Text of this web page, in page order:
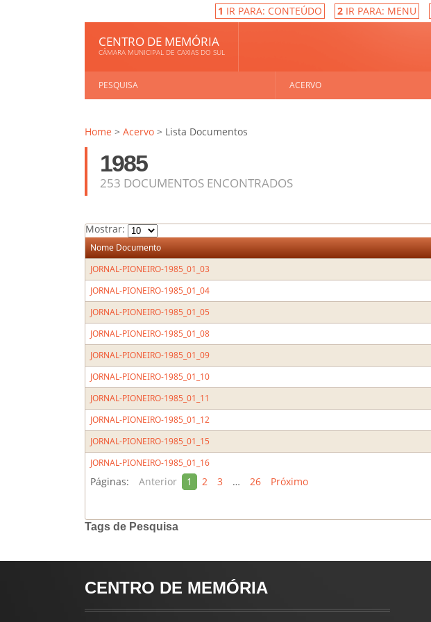
1 IR PARA: CONTEÚDO 2IR PARA: MENU
CENTRO DE MEMÓRIA
CÂMARA MUNICIPAL DE CAXIAS DO SUL
PESQUISA ACERVO
Home > Acervo > Lista Documentos
1985
253 DOCUMENTOS ENCONTRADOS
Mostrar:
Nome Documento
JORNAL-PIONEIRO-1985_01_03
JORNAL-PIONEIRO-1985_01_04
JORNAL-PIONEIRO-1985_01_05
JORNAL-PIONEIRO-1985_01_08
JORNAL-PIONEIRO-1985_01_09
JORNAL-PIONEIRO-1985_01_10
JORNAL-PIONEIRO-1985_01_11
JORNAL-PIONEIRO-1985_01_12
JORNAL-PIONEIRO-1985_01_15
JORNAL-PIONEIRO-1985_01_16
Páginas: Anterior 1 2 3 … 26
Próximo
Tags de Pesquisa
CENTRO DE MEMÓRIA